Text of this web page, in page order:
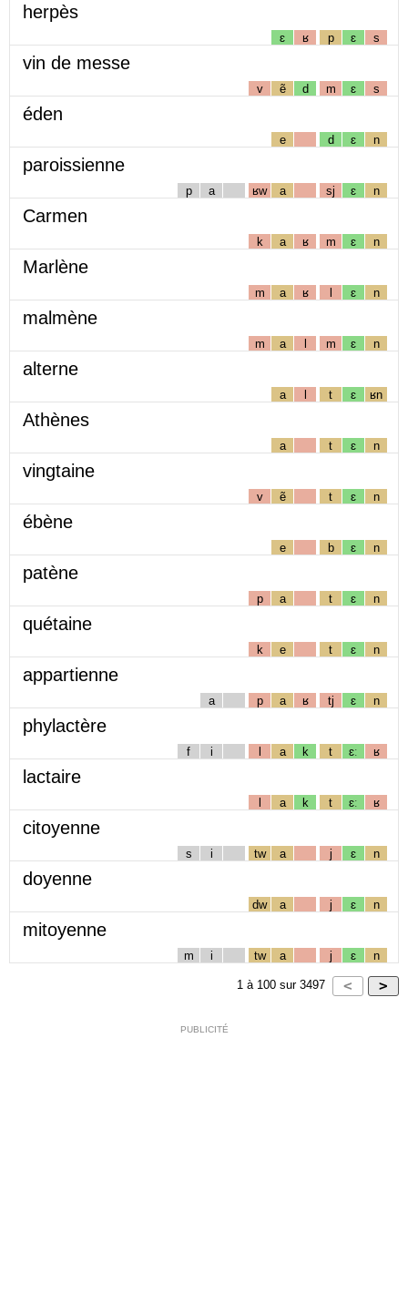
herpès
ɛ ʁ p ɛ s
vin de messe
v ẽ d m ɛ s
éden
e d ɛ n
paroissienne
p a ʁw a sj ɛ n
Carmen
k a ʁ m ɛ n
Marlène
m a ʁ l ɛ n
malmène
m a l m ɛ n
alterne
a l t ɛ ʁn
Athènes
a t ɛ n
vingtaine
v ẽ t ɛ n
ébène
e b ɛ n
patène
p a t ɛ n
quétaine
k e t ɛ n
appartienne
a p a ʁ tj ɛ n
phylactère
f i l a k t ɛː ʁ
lactaire
l a k t ɛː ʁ
citoyenne
s i tw a j ɛ n
doyenne
dw a j ɛ n
mitoyenne
m i tw a j ɛ n
1 à 100 sur 3497
PUBLICITÉ